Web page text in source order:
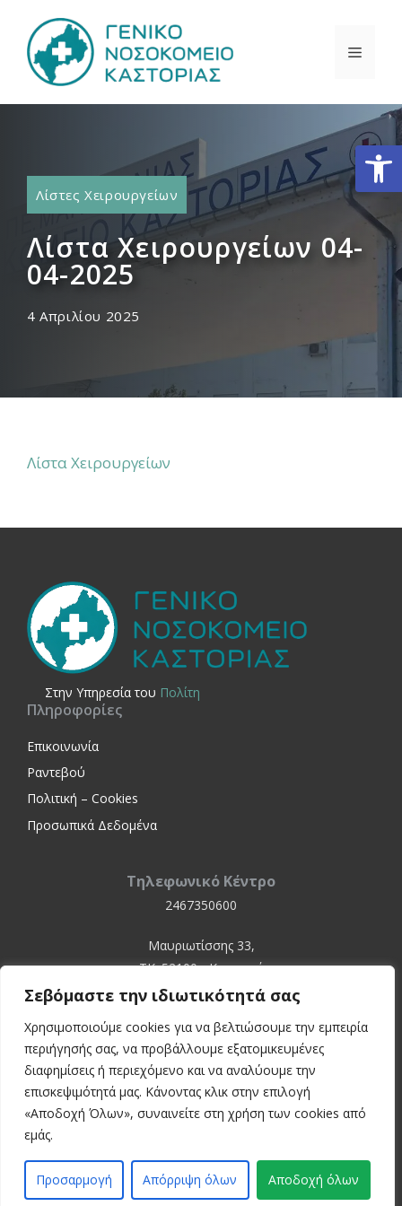
Σεβόμαστε την ιδιωτικότητά σας
Χρησιμοποιούμε cookies για να βελτιώσουμε την εμπειρία
περιήγησής σας, να προβάλλουμε εξατομικευμένες
διαφημίσεις ή περιεχόμενο και να αναλύουμε την
επισκεψιμότητά μας. Κάνοντας κλικ στην επιλογή
«Αποδοχή Όλων», συναινείτε στη χρήση των cookies από
εμάς.
Προσαρμογή Απόρριψη όλων Αποδοχή όλων
περιεχόμενο
Λίστες Χειρουργείων
Λίστα Χειρουργείων 04-
04-2025
4 Απριλίου 2025
Λίστα Χειρουργείων
Στην Yπηρεσία του Πολίτη
Πληροφορίες
Επικοινωνία
Ραντεβού
Πολιτική – Cookies
Προσωπικά Δεδομένα
Τηλεφωνικό Κέντρο
2467350600
Μαυριωτίσσης 33,
ΤΚ. 52100 - Καστοριά